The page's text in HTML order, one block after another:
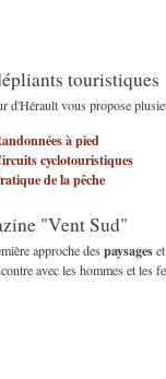
touristiques
d'Hérault vous propose
à pied
cyclotouristiques
de la pêche
"Vent Sud"
approche des paysages
avec les hommes et les